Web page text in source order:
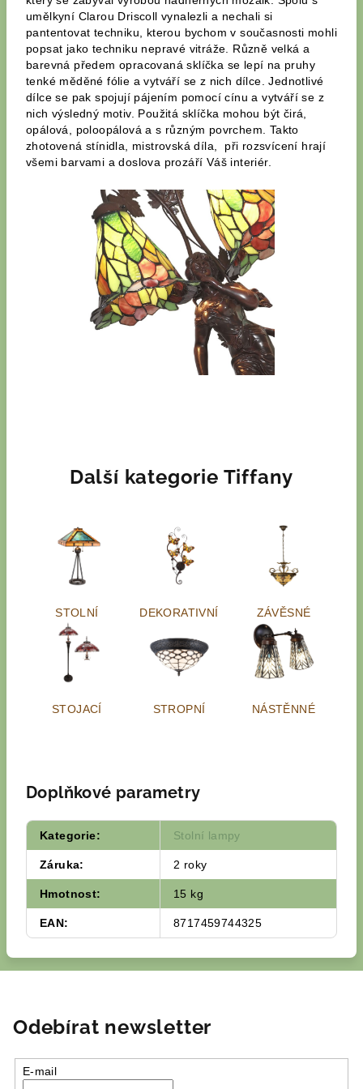
umělkyní Clarou Driscoll vynalezli a nechali si
pantentovat techniku, kterou bychom v současnosti mohli
popsat jako techniku nepravé vitráže. Různě velká a
barevná předem opracovaná sklíčka se lepí na pruhy
tenké měděné fólie a vytváří se z nich dílce. Jednotlivé
dílce se pak spojují pájením pomocí cínu a vytváří se z
nich výsledný motiv. Použitá sklíčka mohou být čirá,
opálová, poloopálová a s různým povrchem. Takto
zhotovená stínidla, mistrovská díla, při rozsvícení hrají
všemi barvami a doslova prozáří Váš interiér.
Další kategorie Tiffany
STOLNÍ DEKORATIVNÍ ZÁVĚSNÉ
STOJACÍ STROPNÍ NÁSTĚNNÉ
Doplňkové parametry
Kategorie: Stolní lampy
Záruka: 2 roky
Hmotnost: 15 kg
EAN: 8717459744325
Odebírat newsletter
E-mail